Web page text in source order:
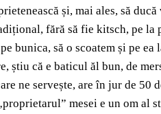
și, mai ales, să
fără să fie kitsch, pe
bunica, să o scoatem și pe
știu că e baticul ăl bun, de
ne servește, are în jur de
mesei e un om